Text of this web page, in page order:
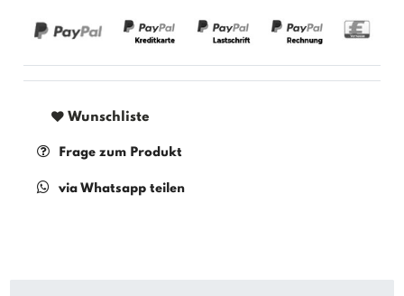
Wunschliste
Frage zum Produkt
via Whatsapp teilen